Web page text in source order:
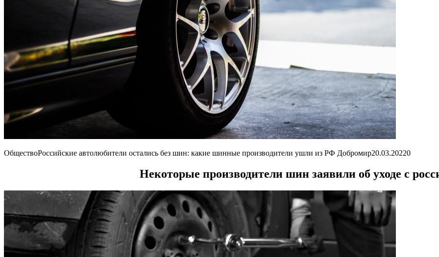
ОбществоРоссийские автолюбители остались без шин: какие шинные производители ушли из РФ Добромир20.03.20220
Некоторые производители шин заявили об уходе с